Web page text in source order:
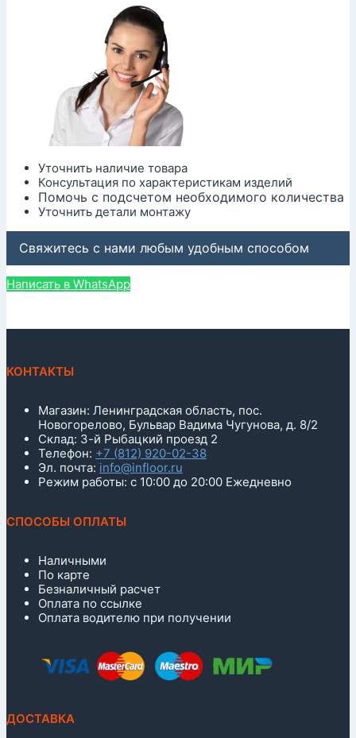
Уточнить наличие товара
Консультация по характеристикам изделий
Помочь с подсчетом необходимого количества
Уточнить детали монтажу
Свяжитесь с нами любым удобным способом
Написать в WhatsApp
КОНТАКТЫ
Магазин: Ленинградская область, пос.
Новогорелово, Бульвар Вадима Чугунова, д. 8/2
Склад: 3-й Рыбацкий проезд 2
Телефон: +7 (812) 920-02-38
Эл. почта: info@infloor.ru
Режим работы: с 10:00 до 20:00 Ежедневно
СПОСОБЫ ОПЛАТЫ
Наличными
По карте
Безналичный расчет
Оплата по ссылке
Оплата водителю при получении
ДОСТАВКА